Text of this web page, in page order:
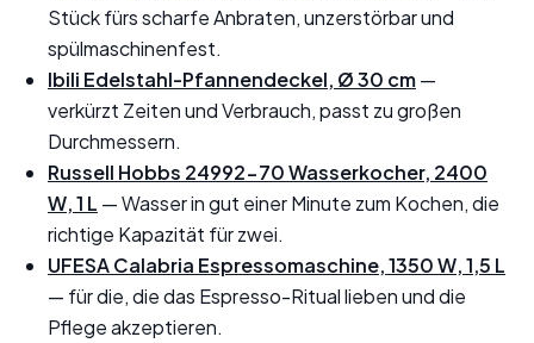
Stück fürs scharfe Anbraten, unzerstörbar und
spülmaschinenfest.
Ibili Edelstahl-Pfannendeckel, Ø 30 cm—
verkürzt Zeiten und Verbrauch, passt zu großen
Durchmessern.
Russell Hobbs 24992-70 Wasserkocher, 2400
W, 1 L — Wasser in gut einer Minute zum Kochen, die
richtige Kapazität für zwei.
UFESA Calabria Espressomaschine, 1350 W, 1,5 L
— für die, die das Espresso-Ritual lieben und die
Pflege akzeptieren.